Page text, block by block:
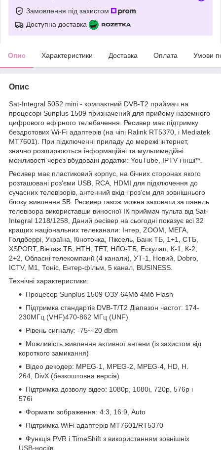
Замовлення під захистом
Доступна доставка
Опис Характеристики Доставка Оплата Умови
Опис
Sat-Integral 5052 mini - компактний DVB-T2 приймач на
процесорі Sunplus 1509 призначений для прийому наземного
цифрового ефірного телебачення. Ресивер має підтримку
бездротових Wi-Fi адаптерів (на чіпі Ralink RT5370, і Mediatek
MT7601). При підключенні приладу до мережі інтернет,
значно розширюються інформаційні та мультимедійні
можливості через вбудовані додатки: YouTube, IPTV і інші**.
Ресивер має пластиковий корпус, на бічних сторонах якого
розташовані роз'єми USB, RCA, HDMI для підключення до
сучасних телевізорів, антенний вхід і роз'єм для зовнішнього
блоку живлення 5В. Ресивер також можна заховати за панель
телевізора використавши виносної ІК приймач пульта від Sat-
Integral 1218/1258, Даний ресівер на сьогодні показує всі 32
кращих національних телеканали: Інтер, ZOOM, МЕГА,
Голдберрі, Україна, Кіноточка, Піксель, Банк ТБ, 1+1, СТБ,
ХSPORT, Вінтаж ТБ, НТН, ТЕТ, НЛО-ТБ, Ескулап, К-1, К-2,
2+2, Обласні телекомпанії (4 канали), УТ-1, Новий, Dobro,
ICTV, М1, Тоніс, Ентер-фільм, 5 канал, BUSINESS.
Технічні характеристики:
Процесор Sunplus 1509 ОЗУ 64Мб 4Мб Flash
Підтримка стандартів DVB-T/T2 Діапазон частот: 174-
230МГц (VHF)470-862 МГц (UNF)
Рівень сигналу: -75~-20 dbm
Можливість живлення активної антени (із захистом від
короткого замикання)
Відео декодер: MPEG-1, MPEG-2, MPEG-4, HD, H.
264, DivX (безкоштовна версія)
Підтримка дозволу відео: 1080p, 1080i, 720p, 576p і
576i
Формати зображення: 4:3, 16:9, Auto
Підтримка WiFi адаптерів MT7601/RT5370
Функція PVR і TimeShift з використанням зовнішніх
USB-носіїв